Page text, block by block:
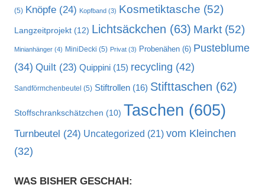
(5) Knöpfe (24) Kopfband (3) Kosmetiktasche (52)
Langzeitprojekt (12) Lichtsäckchen (63) Markt (52)
Minianhänger (4) MiniDecki (5) Privat (3) Probenähen (6) Pusteblume
(34) Quilt (23) Quippini (15) recycling (42)
Sandförmchenbeutel (5) Stiftrollen (16) Stifttaschen (62)
Stoffschrankschätzchen (10) Taschen (605)
Turnbeutel (24) Uncategorized (21) vom Kleinchen
(32)
WAS BISHER GESCHAH: